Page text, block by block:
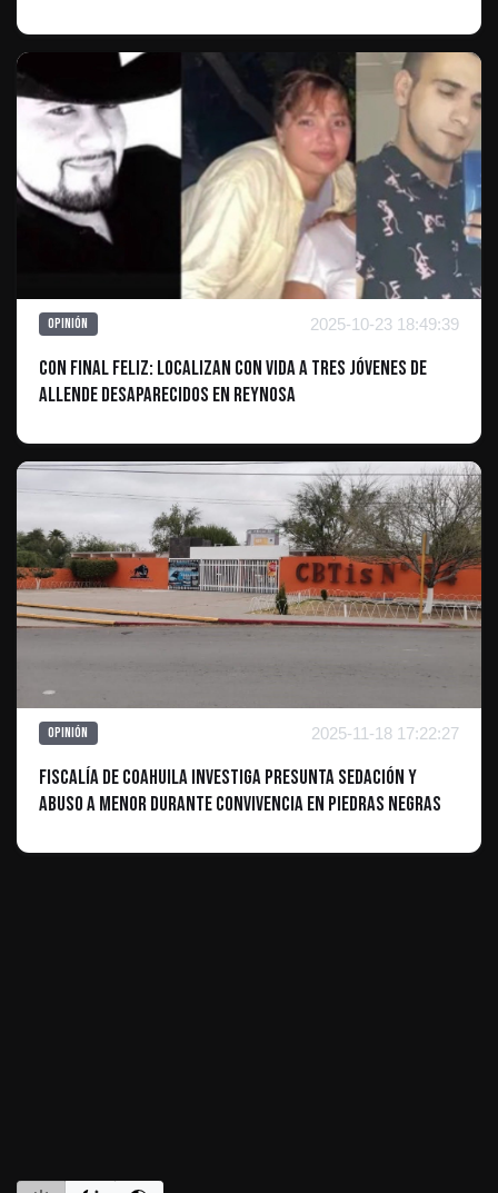
Opinión 2025-10-23 18:49:39
Con Final Feliz: Localizan con Vida a Tres Jóvenes de
Allende Desaparecidos en Reynosa
Opinión 2025-11-18 17:22:27
Fiscalía de Coahuila Investiga Presunta Sedación y
Abuso a Menor Durante Convivencia en Piedras Negras